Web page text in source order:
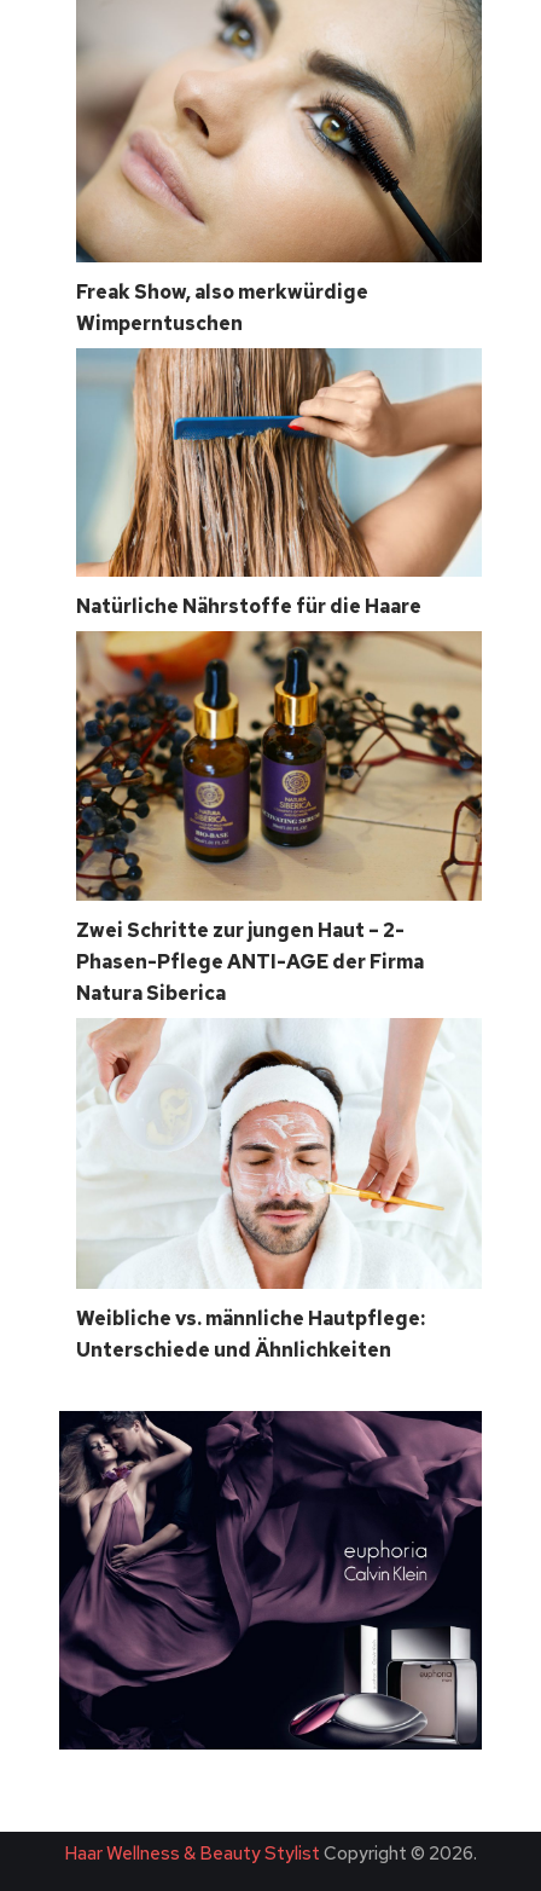
Freak Show, also merkwürdige
Wimperntuschen
Natürliche Nährstoffe für die Haare
Zwei Schritte zur jungen Haut – 2-
Phasen-Pflege ANTI-AGE der Firma
Natura Siberica
Weibliche vs. männliche Hautpflege:
Unterschiede und Ähnlichkeiten
Haar Wellness & Beauty Stylist Copyright © 2026.